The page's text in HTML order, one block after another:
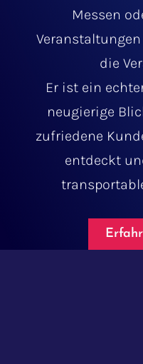
Messen
die
Er ist ein
neugierige
zufriedene
entdeckt